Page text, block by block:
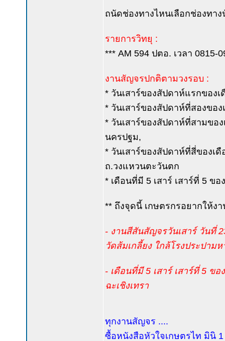
ถนัดช่องทางไหนเลือกช่องทา
รายการวิทยุ :
*** AM 594 ปตอ. เวลา
งานสัญจรปกติตามวงรอบ :
* วันเสาร์ของสัปดาห์แรกของ
* วันเสาร์ของสัปดาห์ที่สองขอ
* วันเสาร์ของสัปดาห์ที่สามขอ
นครปฐม,
* วันเสาร์ของสัปดาห์ที่สี่ของเ
ถ.วงแหวนตะวันตก
* เดือนที่มี 5 เสาร์ เสาร์ที่ 5 ขอ
** ถึงจุดนี้ เกษตรกรอยากให้
- งานสีสันสัญจรวันเสาร์ วันที่
วัดส้มเกลี้ยง ใกล้โรงประปา
- เดือนที่มี 5 เสาร์ เสาร์ที่ 5 ข
ฉะเชิงเทรา
ทุกงานสัญจร ....
ซื้อหนังสือหัวใจเกษตรไท มินิ 1